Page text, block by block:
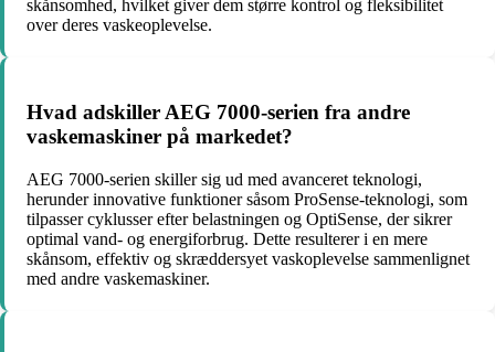
skånsomhed, hvilket giver dem større kontrol og fleksibilitet
over deres vaskeoplevelse.
Hvad adskiller AEG 7000-serien fra andre
vaskemaskiner på markedet?
AEG 7000-serien skiller sig ud med avanceret teknologi,
herunder innovative funktioner såsom ProSense-teknologi, som
tilpasser cyklusser efter belastningen og OptiSense, der sikrer
optimal vand- og energiforbrug. Dette resulterer i en mere
skånsom, effektiv og skræddersyet vaskoplevelse sammenlignet
med andre vaskemaskiner.